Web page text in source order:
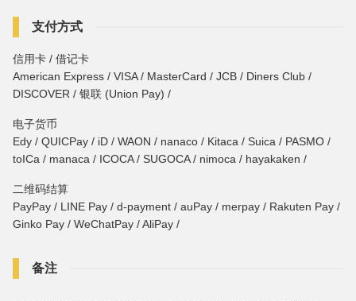
支付方式
信用卡 / 借记卡
American Express / VISA / MasterCard / JCB / Diners Club /
DISCOVER / 银联 (Union Pay) /
电子货币
Edy / QUICPay / iD / WAON / nanaco / Kitaca / Suica / PASMO /
toICa / manaca / ICOCA / SUGOCA / nimoca / hayakaken /
二维码结算
PayPay / LINE Pay / d-payment / auPay / merpay / Rakuten Pay /
Ginko Pay / WeChatPay / AliPay /
备注